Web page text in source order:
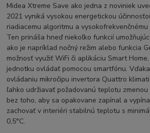
Midea Xtreme Save ako jedna z noviniek
2021 vyniká vysokou energetickou
riadiacemu algoritmu a
Ten prináša hneď niekoľko funkcií
ako je napríklad nočný režim alebo funkcia
možnosť využiť WiFi či aplikáciu Smart
jednotku ovládať pomocou smartfónu.
ovládaniu mikročipu invertora Quattro
ľahko udržiavať požadovanú teplotu
bez toho, aby sa opakovane zapínal a
zachovať v interiéri stabilnú teplotu s
0,5°C.